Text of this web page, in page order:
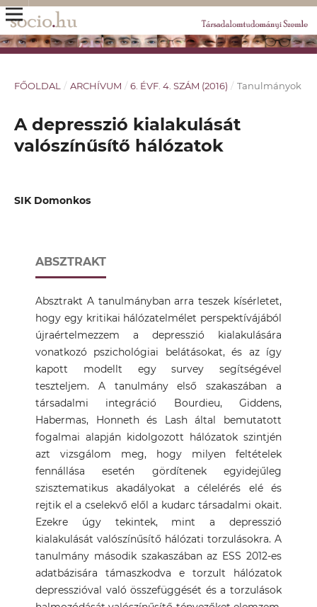
FŐOLDAL / ARCHÍVUM / 6. ÉVF. 4. SZÁM (2016) / Tanulmányok
A depresszió kialakulását
valószínűsítő hálózatok
SIK Domonkos
ABSZTRAKT
Absztrakt A tanulmányban arra teszek kísérletet,
hogy egy kritikai hálózatelmélet perspektívájából
újraértelmezzem a depresszió kialakulására
vonatkozó pszichológiai belátásokat, és az így
kapott modellt egy survey segítségével
teszteljem. A tanulmány első szakaszában a
társadalmi integráció Bourdieu, Giddens,
Habermas, Honneth és Lash által bemutatott
fogalmai alapján kidolgozott hálózatok szintjén
azt vizsgálom meg, hogy milyen feltételek
fennállása esetén gördítenek egyidejűleg
szisztematikus akadályokat a célelérés elé és
rejtik el a cselekvő elől a kudarc társadalmi okait.
Ezekre úgy tekintek, mint a depresszió
kialakulását valószínűsítő hálózati torzulásokra. A
tanulmány második szakaszában az ESS 2012-es
adatbázisára támaszkodva e torzult hálózatok
depresszióval való összefüggését és a torzulások